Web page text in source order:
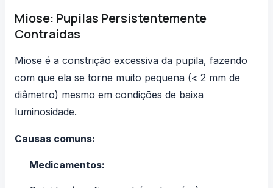
Miose: Pupilas Persistentemente
Contraídas
Miose é a constrição excessiva da pupila, fazendo
com que ela se torne muito pequena (< 2 mm de
diâmetro) mesmo em condições de baixa
luminosidade.
Causas comuns:
Medicamentos: